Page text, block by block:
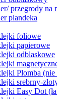
przegrody na
plandeka
foliowe
papierowe
odblaskowe
Plomba (nie
srebrny-
Easy Dot